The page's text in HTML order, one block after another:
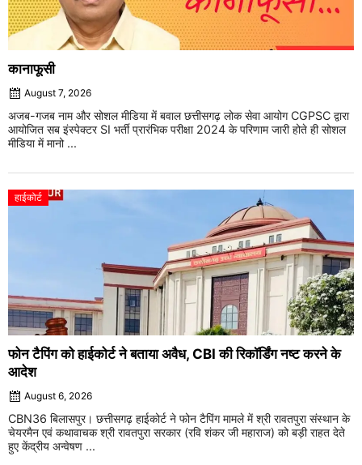
कानाफूसी
August 7, 2026
अजब-गजब नाम और सोशल मीडिया में बवाल छत्तीसगढ़ लोक सेवा आयोग CGPSC द्वारा
आयोजित सब इंस्पेक्टर SI भर्ती प्रारंभिक परीक्षा 2024 के परिणाम जारी होते ही सोशल
मीडिया में मानो ...
हाईकोर्ट
फोन टैपिंग को हाईकोर्ट ने बताया अवैध, CBI की रिकॉर्डिंग नष्ट करने के
आदेश
August 6, 2026
CBN36 बिलासपुर। छत्तीसगढ़ हाईकोर्ट ने फोन टैपिंग मामले में श्री रावतपुरा संस्थान के
चेयरमैन एवं कथावाचक श्री रावतपुरा सरकार (रवि शंकर जी महाराज) को बड़ी राहत देते
हुए केंद्रीय अन्वेषण ...